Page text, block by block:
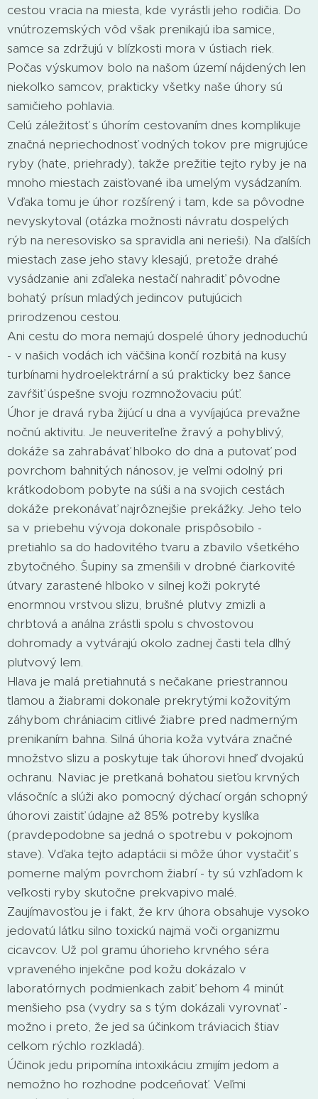
cestou vracia na miesta, kde vyrástli jeho rodičia. Do
vnútrozemských vôd však prenikajú iba samice,
samce sa zdržujú v blízkosti mora v ústiach riek.
Počas výskumov bolo na našom území nájdených len
niekoľko samcov, prakticky všetky naše úhory sú
samičieho pohlavia.
Celú záležitosť s úhorím cestovaním dnes komplikuje
značná nepriechodnosť vodných tokov pre migrujúce
ryby (hate, priehrady), takže prežitie tejto ryby je na
mnoho miestach zaisťované iba umelým vysádzaním.
Vďaka tomu je úhor rozšírený i tam, kde sa pôvodne
nevyskytoval (otázka možnosti návratu dospelých
rýb na neresovisko sa spravidla ani nerieši). Na ďalších
miestach zase jeho stavy klesajú, pretože drahé
vysádzanie ani zďaleka nestačí nahradiť pôvodne
bohatý prísun mladých jedincov putujúcich
prirodzenou cestou.
Ani cestu do mora nemajú dospelé úhory jednoduchú
- v našich vodách ich väčšina končí rozbitá na kusy
turbínami hydroelektrární a sú prakticky bez šance
zavŕšiť úspešne svoju rozmnožovaciu púť.
Úhor je dravá ryba žijúcí u dna a vyvíjajúca prevažne
nočnú aktivitu. Je neuveriteľne žravý a pohyblivý,
dokáže sa zahrabávať hlboko do dna a putovať pod
povrchom bahnitých nánosov, je veľmi odolný pri
krátkodobom pobyte na súši a na svojich cestách
dokáže prekonávať najrôznejšie prekážky. Jeho telo
sa v priebehu vývoja dokonale prispôsobilo -
pretiahlo sa do hadovitého tvaru a zbavilo všetkého
zbytočného. Šupiny sa zmenšili v drobné čiarkovité
útvary zarastené hlboko v silnej koži pokryté
enormnou vrstvou slizu, brušné plutvy zmizli a
chrbtová a análna zrástli spolu s chvostovou
dohromady a vytvárajú okolo zadnej časti tela dlhý
plutvový lem.
Hlava je malá pretiahnutá s nečakane priestrannou
tlamou a žiabrami dokonale prekrytými kožovitým
záhybom chrániacim citlivé žiabre pred nadmerným
prenikaním bahna. Silná úhoria koža vytvára značné
množstvo slizu a poskytuje tak úhorovi hneď dvojakú
ochranu. Naviac je pretkaná bohatou sieťou krvných
vlásočníc a slúži ako pomocný dýchací orgán schopný
úhorovi zaistiť údajne až 85% potreby kyslíka
(pravdepodobne sa jedná o spotrebu v pokojnom
stave). Vďaka tejto adaptácii si môže úhor vystačiť s
pomerne malým povrchom žiabrí - ty sú vzhľadom k
veľkosti ryby skutočne prekvapivo malé.
Zaujímavosťou je i fakt, že krv úhora obsahuje vysoko
jedovatú látku silno toxickú najmä voči organizmu
cicavcov. Už pol gramu úhorieho krvného séra
vpraveného injekčne pod kožu dokázalo v
laboratórnych podmienkach zabiť behom 4 minút
menšieho psa (vydry sa s tým dokázali vyrovnať -
možno i preto, že jed sa účinkom tráviacich štiav
celkom rýchlo rozkladá).
Účinok jedu pripomína intoxikáciu zmijím jedom a
nemožno ho rozhodne podceňovať. Veľmi